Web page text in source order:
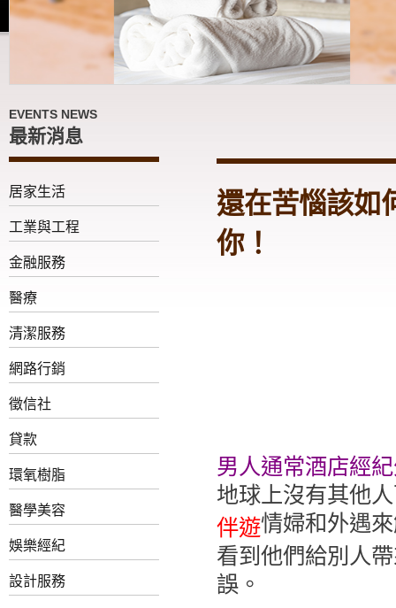
EVENTS NEWS
最新消息
居家生活
工業與工程
金融服務
醫療
清潔服務
網路行銷
徵信社
貸款
環氧樹脂
醫學美容
娛樂經紀
設計服務
還在苦惱該如
你！
男人通常酒店經
地球上沒有其他
伴遊情婦和外遇
看到他們給別人
誤。